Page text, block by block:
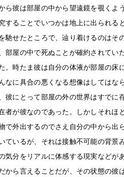
ら彼は部屋の中から望遠鏡を覗くよ
することでいつかは地上に出られる
馳せたところで、辿り着けるのはそ
部屋の中で死ぬことが確約されてい
。時たま彼は自分の体液が部屋の床
んなに具合の悪くなる想像はしてはな
彼にとって部屋の外の世界はすで
者が彼なのであった。しかしそれほ
で外出するのでさえ自分の中から出
ているが、それは接触不可能の背景
気分をリアルに体感する現実などが
から言えることだが、その状態の彼